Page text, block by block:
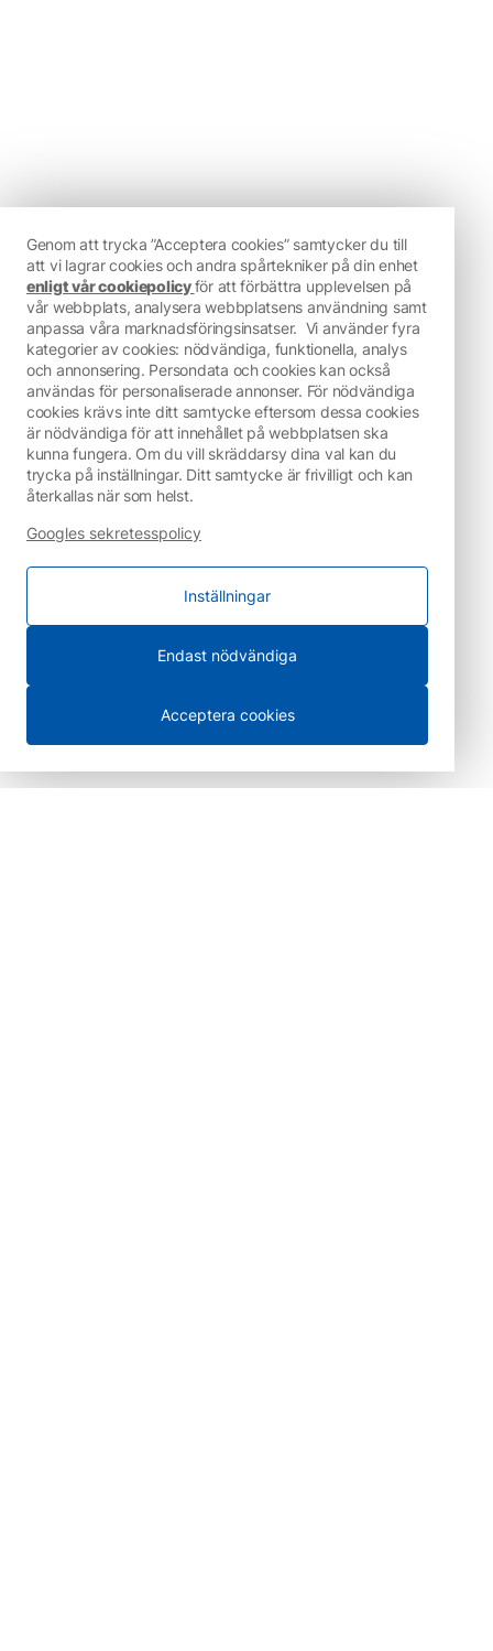
Genom att trycka ”Acceptera cookies” samtycker du till
att vi lagrar cookies och andra spårtekniker på din enhet
enligt vår cookiepolicyför att förbättra upplevelsen på
vår webbplats, analysera webbplatsens användning samt
anpassa våra marknadsföringsinsatser. Vi använder fyra
kategorier av cookies: nödvändiga, funktionella, analys
och annonsering. Persondata och cookies kan också
användas för personaliserade annonser. För nödvändiga
cookies krävs inte ditt samtycke eftersom dessa cookies
är nödvändiga för att innehållet på webbplatsen ska
kunna fungera. Om du vill skräddarsy dina val kan du
trycka på inställningar. Ditt samtycke är frivilligt och kan
återkallas när som helst.
Googles sekretesspolicy
Inställningar
Endast nödvändiga
Acceptera cookies